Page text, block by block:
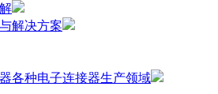
解决方案
各种电子连接器生产领域